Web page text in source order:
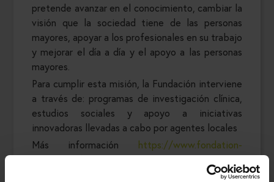
pretende avanzar en el conocimiento, cambiar la
visión que la sociedad tiene de las personas
mayores, apoyar a los profesionales en su trabajo
y mejorar el día a día y el apoyo a las personas
mayores.
Para cumplir esta misión, la Fundación interviene
a través de: programas de investigación clínica,
estudios sociales y apoyo a iniciativas
innovadoras llevadas a cabo por agentes locales
Más información https://www.fondation-
korian.com/fr